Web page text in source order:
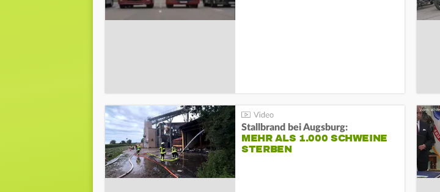
Stallbrand bei Augsburg:
MEHR ALS 1.000 SCHWEINE
STERBEN